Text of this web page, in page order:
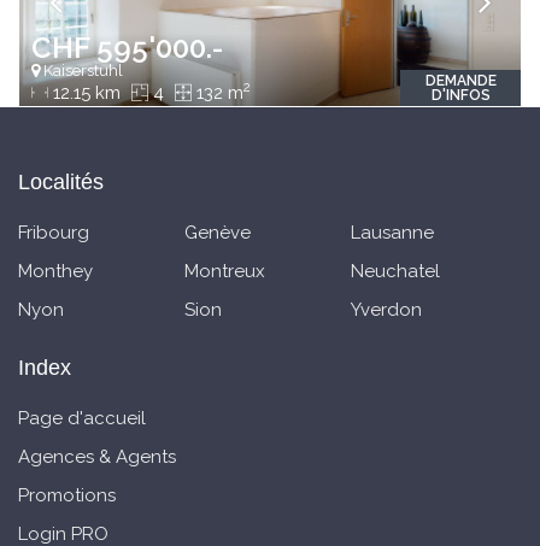
CHF 595'000.-
Kaiserstuhl
12.15 km 4 132 m2
DEMANDE
D'INFOS
Localités
Fribourg Genève
Lausanne
Monthey
Montreux
Neuchatel
Nyon
Sion Yverdon
Index
Page d'accueil
Agences & Agents
Promotions
Login PRO